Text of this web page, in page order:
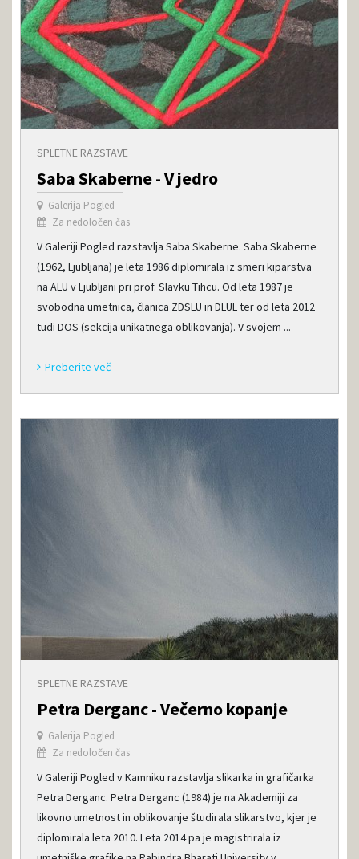
SPLETNE RAZSTAVE
Saba Skaberne - V jedro
Galerija Pogled
Za nedoločen čas
V Galeriji Pogled razstavlja Saba Skaberne. Saba Skaberne
(1962, Ljubljana) je leta 1986 diplomirala iz smeri kiparstva
na ALU v Ljubljani pri prof. Slavku Tihcu. Od leta 1987 je
svobodna umetnica, članica ZDSLU in DLUL ter od leta 2012
tudi DOS (sekcija unikatnega oblikovanja). V svojem ...
Preberite več
SPLETNE RAZSTAVE
Petra Derganc - Večerno kopanje
Galerija Pogled
Za nedoločen čas
V Galeriji Pogled v Kamniku razstavlja slikarka in grafičarka
Petra Derganc. Petra Derganc (1984) je na Akademiji za
likovno umetnost in oblikovanje študirala slikarstvo, kjer je
diplomirala leta 2010. Leta 2014 pa je magistrirala iz